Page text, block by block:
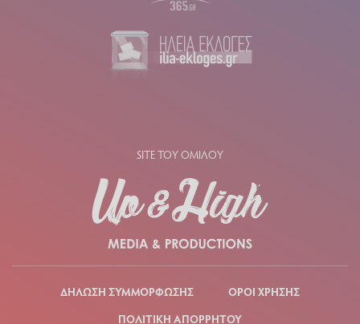
SITE ΤΟΥ ΟΜΙΛΟΥ
ΔΗΛΩΣΗ ΣΥΜΜΟΡΦΩΣΗΣ
ΟΡΟΙ ΧΡΗΣΗΣ
ΠΟΛΙΤΙΚΗ ΑΠΟΡΡΗΤΟΥ